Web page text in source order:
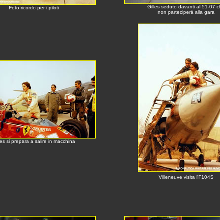
Foto ricordo per i piloti
Gilles seduto davanti al 51-07
non parteciperà alla gara
si prepara a salire in macchina
Villeneuve visita l'F104S